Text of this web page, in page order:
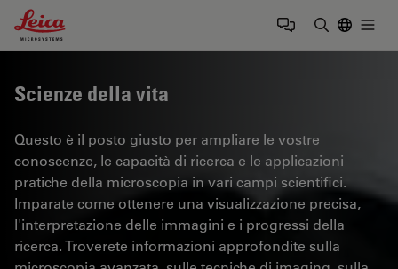
Leica Microsystems Logo
Scienze della vita
Questo è il posto giusto per ampliare le vostre
conoscenze, le capacità di ricerca e le applicazioni
pratiche della microscopia in vari campi scientifici.
Imparate come ottenere una visualizzazione precisa,
l'interpretazione delle immagini e i progressi della
ricerca. Troverete informazioni approfondite sulla